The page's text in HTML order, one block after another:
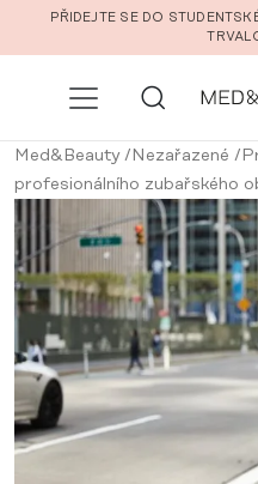
Přeskočit na hlavní obsah
PŘIDEJTE SE DO
Med&Beauty/ Nezařazené /
profesionálního zubařského